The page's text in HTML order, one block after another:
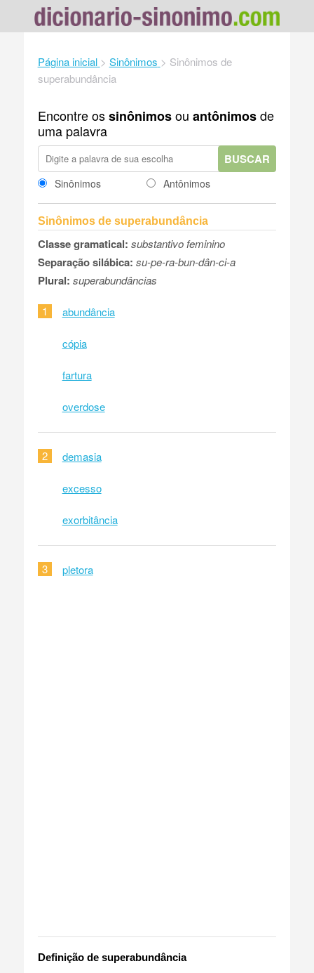
Página inicial > Sinônimos > Sinônimos de
superabundância
Encontre ossinônimosou antônimosde
uma palavra
BUSCAR
Sinônimos Antônimos
Sinônimos de superabundância
Classe gramatical: substantivo feminino
Separação silábica: su-pe-ra-bun-dân-ci-a
Plural: superabundâncias
1 abundância
cópia
fartura
overdose
2 demasia
excesso
exorbitância
3 pletora
Definição de superabundância